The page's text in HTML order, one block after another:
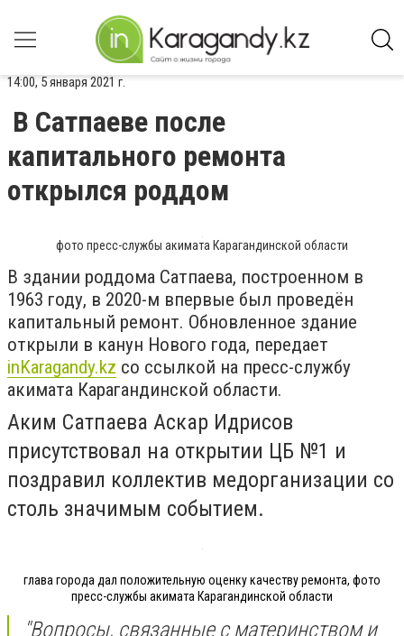
14:00, 5 января 2021 г.
В Сатпаеве после
капитального ремонта
открылся роддом
фото пресс-службы акимата Карагандинской области
В здании роддома Сатпаева, построенном в
1963 году, в 2020-м впервые был проведён
капитальный ремонт. Обновленное здание
открыли в канун Нового года, передает
inKaragandy.kz со ссылкой на пресс-службу
акимата Карагандинской области.
Аким Сатпаева Аскар Идрисов
присутствовал на открытии ЦБ №1 и
поздравил коллектив медорганизации со
столь значимым событием.
глава города дал положительную оценку качеству ремонта, фото
пресс-службы акимата Карагандинской области
"Вопросы, связанные с материнством и